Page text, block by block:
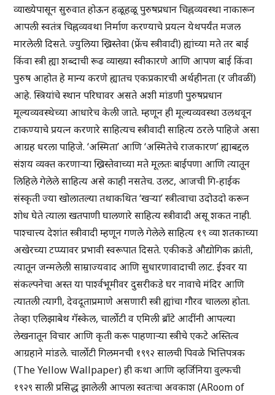
व्याख्येपासून सुरुवात होऊन हळूहळू पुरुषप्रधान चिह्नव्यवस्था नाकारून
आपली स्वतंत्र चिह्नव्यवथा निर्माण करण्याचे प्रयत्न येथपर्यंत मजल
मारलेली दिसते. ज्युलिया ख्रिस्तेवा (फ्रेंच स्त्रीवादी) ह्यांच्या मते तर बाई
किंवा स्त्री ह्या शब्दाची रूढ व्याख्या स्वीकारणे आणि आपण बाई किंवा
पुरुष आहोत हे मान्य करणे ह्यातच एकप्रकारची अर्थहीनता (र जीवळीं)
आहे. स्त्रियांचे स्थान परिघावर असते अशी मांडणी पुरुषप्रधान
मूल्यव्यवस्थेच्या आधारेच केली जाते. म्हणून ही मूल्यव्यवस्था उलथवून
टाकण्याचे प्रयत्न करणारे साहित्यच स्त्रीवादी साहित्य ठरले पाहिजे असा
आग्रह धरला पाहिजे. ‘अस्मिता’ आणि ‘अस्मितेचे राजकारण’ ह्याबद्दल
संशय व्यक्त करणाऱ्या ख्रिस्तेवाच्या मते मूलतः बाईपणा आणि त्यातून
लिहिले गेलेले साहित्य असे काही नसतेच. उलट, आजची गि-हाईक
संस्कृती ज्या खोलातल्या तथाकथित ‘खऱ्या’ स्त्रीत्वाचा उदोउदो करून
शोध घेते त्याला खतपाणी घालणारे साहित्य स्त्रीवादी असू शकत नाही.
पाश्चात्त्य देशांत स्त्रीवादी म्हणून गणले गेलेले साहित्य १९ व्या शतकाच्या
अखेरच्या टप्प्यावर प्रभावी स्वरूपात दिसते. एकीकडे औद्योगिक क्रांती,
त्यातून जन्मलेली साम्राज्यवाद आणि सुधारणावादाची लाट. ईश्वर या
संकल्पनेचा अस्त या पार्श्वभूमीवर दुसरीकडे घर नावाचे मंदिर आणि
त्यातली त्यागी, देवदूताप्रमाणे असणारी स्त्री ह्यांचा गौरव चालला होता.
तेव्हा एलिझाबेथ गॅस्केल, चार्लोटी व एमिली ब्राँटे आदींनी आपल्या
लेखनातून विचार आणि कृती करू पाहणाऱ्या स्त्रीचे एकटे अस्तित्व
आग्रहाने मांडले. चार्लोटी गिलमनची १९९२ सालची पिवळे भित्तिपत्रक
(The Yellow Wallpaper) ही कथा आणि व्हर्जिनिया वुल्फची
१९२९ साली प्रसिद्ध झालेली आपला स्वतःचा अवकाश (ARoom of